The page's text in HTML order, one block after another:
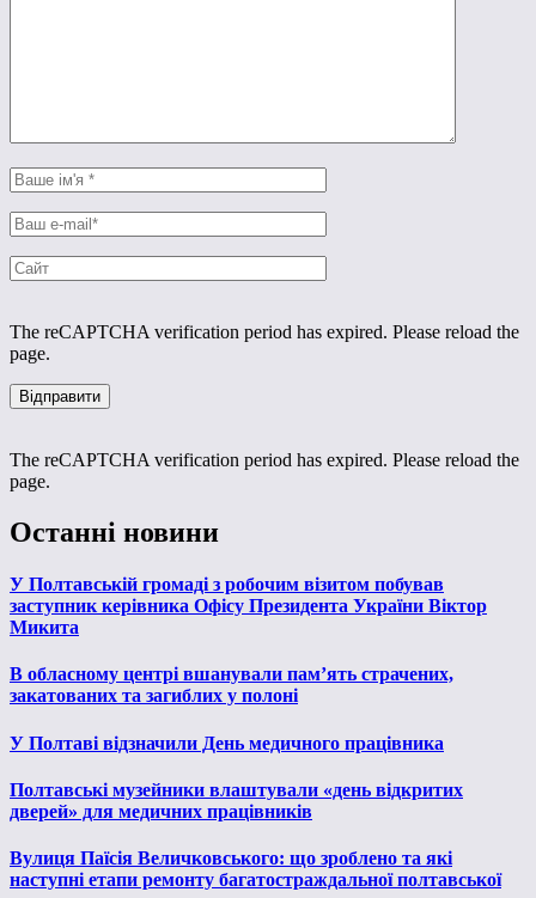
The reCAPTCHA verification period has expired. Please reload the
page.
The reCAPTCHA verification period has expired. Please reload the
page.
Останні новини
У Полтавській громаді з робочим візитом побував
заступник керівника Офісу Президента України Віктор
Микита
В обласному центрі вшанували пам’ять страчених,
закатованих та загиблих у полоні
У Полтаві відзначили День медичного працівника
Полтавські музейники влаштували «день відкритих
дверей» для медичних працівників
Вулиця Паїсія Величковського: що зроблено та які
наступні етапи ремонту багатостраждальної полтавської